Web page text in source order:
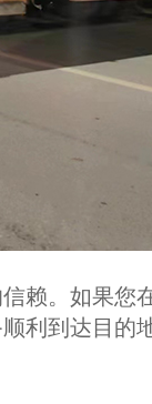
赖。如果您
利到达目的